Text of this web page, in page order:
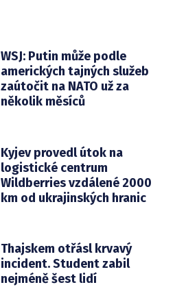
WSJ: Putin může podle
amerických tajných služeb
zaútočit na NATO už za
několik měsíců
Kyjev provedl útok na
logistické centrum
Wildberries vzdálené 2000
km od ukrajinských hranic
Thajskem otřásl krvavý
incident. Student zabil
nejméně šest lidí